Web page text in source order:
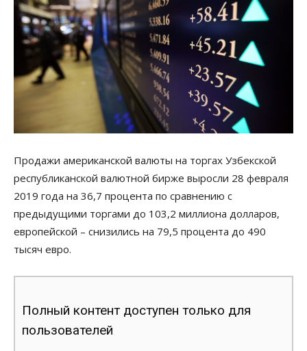
Продажи американской валюты на торгах Узбекской
республиканской валютной бирже выросли 28 февраля
2019 года на 36,7 процента по сравнению с
предыдущими торгами до 103,2 миллиона долларов,
европейской – снизились на 79,5 процента до 490
тысяч евро.
Полный контент доступен только для
пользователей